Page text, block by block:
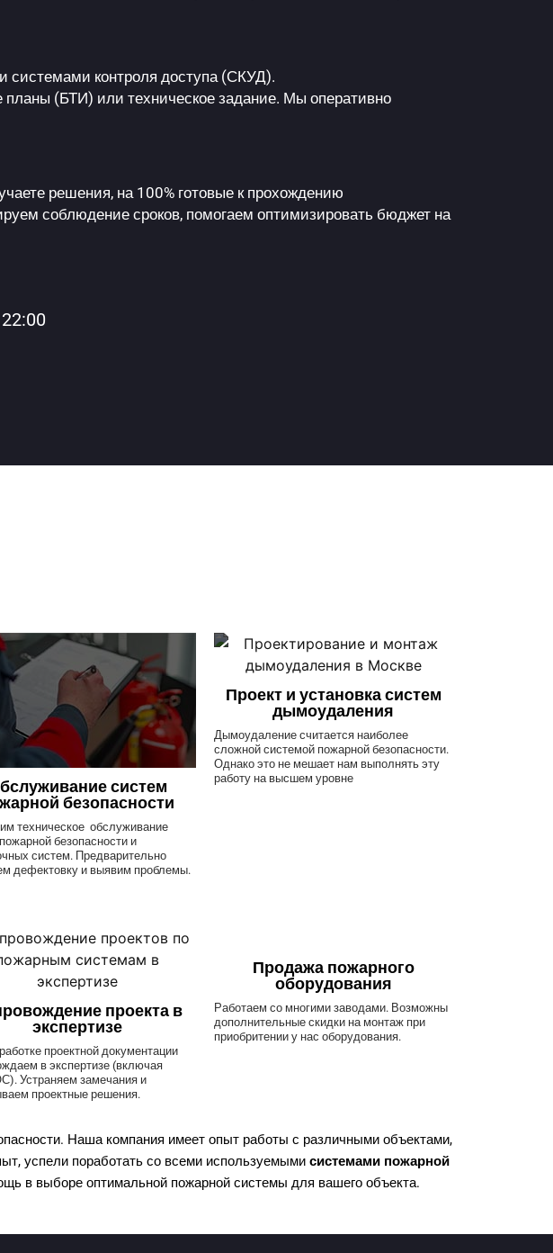
системами контроля доступа (СКУД).
(БТИ) или техническое задание. Мы оперативно
решения, на 100% готовые к прохождению
соблюдение сроков, помогаем оптимизировать бюджет на
систем
безопасности
техническое обслуживание
безопасности и
систем. Предварительно
дефектовку и выявим проблемы.
Проект и установка систем
дымоудаления
Дымоудаление считается наиболее
сложной системой пожарной безопасности.
Однако это не мешает нам выполнять эту
работу на высшем уровне
проекта в
экспертизе
проектной документации
в экспертизе (включая
Устраняем замечания и
проектные решения.
Продажа пожарного
оборудования
Работаем со многими заводами. Возможны
дополнительные скидки на монтаж при
приобритении у нас оборудования.
Наша компания имеет опыт работы с различными объектами,
успели поработать со всеми используемыми системами пожарной
в выборе оптимальной пожарной системы для вашего объекта.